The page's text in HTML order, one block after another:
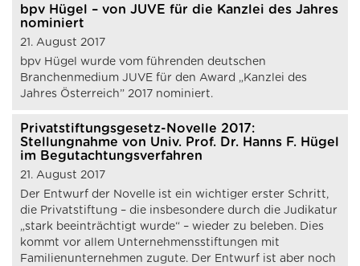
bpv Hügel – von JUVE für die Kanzlei des Jahres
nominiert
21. August 2017
bpv Hügel wurde vom führenden deutschen
Branchenmedium JUVE für den Award „Kanzlei des
Jahres Österreich” 2017 nominiert.
Privatstiftungsgesetz-Novelle 2017:
Stellungnahme von Univ. Prof. Dr. Hanns F. Hügel
im Begutachtungsverfahren
21. August 2017
Der Entwurf der Novelle ist ein wichtiger erster Schritt,
die Privatstiftung – die insbesondere durch die Judikatur
„stark beeinträchtigt wurde“ – wieder zu beleben. Dies
kommt vor allem Unternehmensstiftungen mit
Familienunternehmen zugute. Der Entwurf ist aber noch